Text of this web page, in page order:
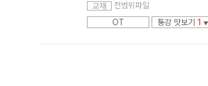
교재
전범위파일
OT
통강 맛보기 1 ▼